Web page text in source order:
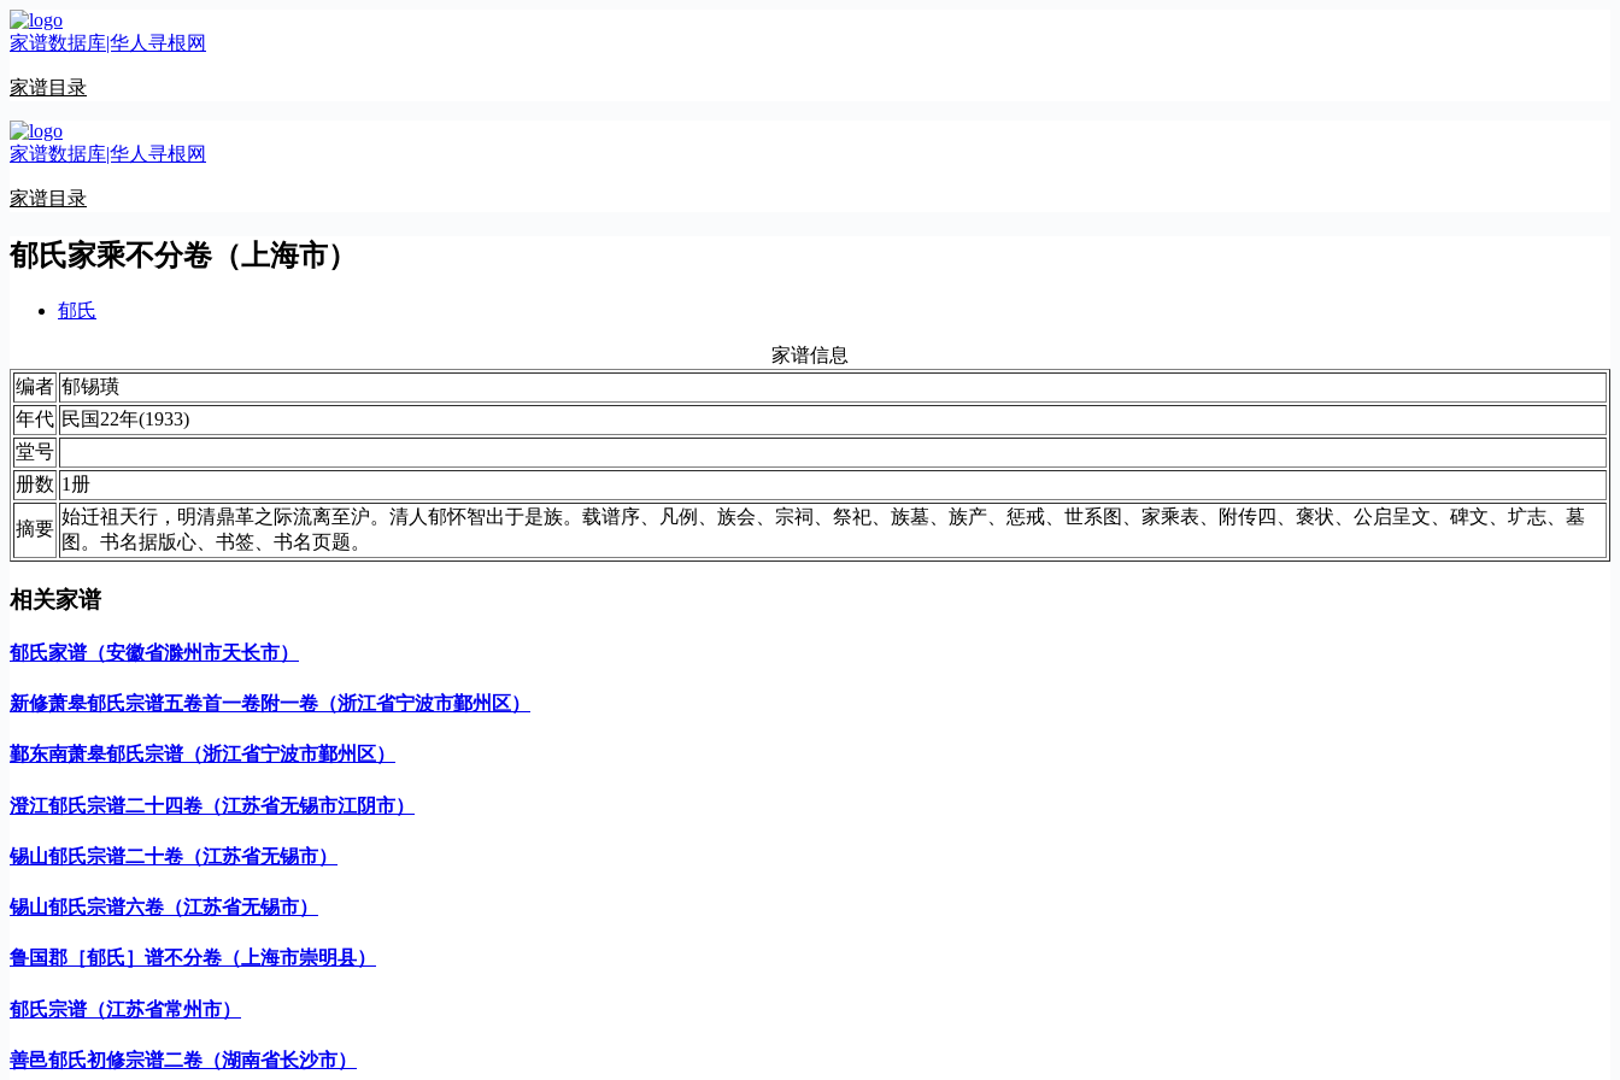
跳
至
容
家谱数据库|华人寻根网
家谱目录
家谱数据库|华人寻根网
家谱目录
郁氏家乘不分卷（上海市）
郁氏
家谱信息
编者 郁锡璜
年代 民国22年(1933)
堂号
册数 1册
摘要
始迁祖天行，明清鼎革之际流离至沪。清人郁怀智出于是族。载谱序、凡例、族会、宗祠、祭祀、族墓、族产、惩戒、世系图、家乘表、附传四、褒状、公启呈文、碑文、圹志、墓
图。书名据版心、书签、书名页题。
相关家谱
郁氏家谱（安徽省滁州市天长市）
新修萧皋郁氏宗谱五卷首一卷附一卷（浙江省宁波市鄞州区）
鄞东南萧皋郁氏宗谱（浙江省宁波市鄞州区）
澄江郁氏宗谱二十四卷（江苏省无锡市江阴市）
锡山郁氏宗谱二十卷（江苏省无锡市）
锡山郁氏宗谱六卷（江苏省无锡市）
鲁国郡［郁氏］谱不分卷（上海市崇明县）
郁氏宗谱（江苏省常州市）
善邑郁氏初修宗谱二卷（湖南省长沙市）